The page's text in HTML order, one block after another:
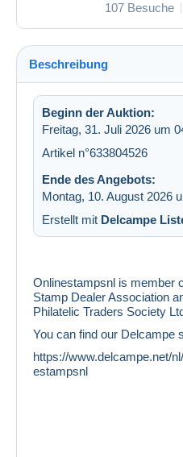
107 Besuche
Beschreibung
Beginn der Auktion:
Freitag, 31. Juli 2026 um
Artikel n°633804526
Ende des Angebots:
Montag, 10. August 2026
Erstellt mit Delcampe
Onlinestampsnl is member
Stamp Dealer Association
Philatelic Traders Society
You can find our Delcampe
https://www.delcampe.net/
estampsnl